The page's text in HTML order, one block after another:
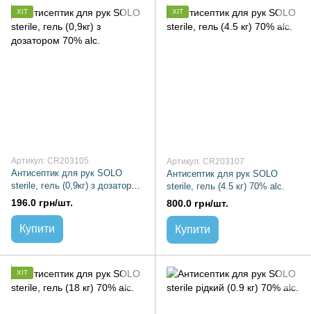
ХІТ
Артикул: CR203105
Антисептик для рук SOLO
sterile, гель (0,9кг) з дозатором
70% alc.
196.0 грн/шт.
Купити
ХІТ
Артикул: CR203107
Антисептик для рук SOLO
sterile, гель (4.5 кг) 70% alc.
800.0 грн/шт.
Купити
ХІТ